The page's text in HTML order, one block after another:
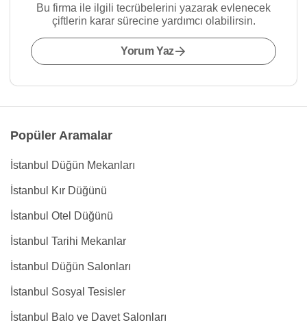
Bu firma ile ilgili tecrübelerini yazarak evlenecek
çiftlerin karar sürecine yardımcı olabilirsin.
Yorum Yaz
Popüler Aramalar
İstanbul Düğün Mekanları
İstanbul Kır Düğünü
İstanbul Otel Düğünü
İstanbul Tarihi Mekanlar
İstanbul Düğün Salonları
İstanbul Sosyal Tesisler
İstanbul Balo ve Davet Salonları